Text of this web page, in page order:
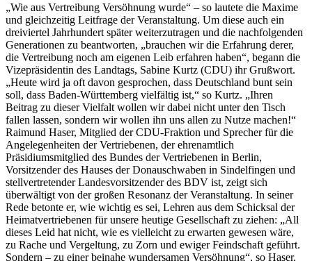
„Wie aus Vertreibung Versöhnung wurde“ – so lautete die Maxime
und gleichzeitig Leitfrage der Veranstaltung. Um diese auch ein
dreiviertel Jahrhundert später weiterzutragen und die nachfolgenden
Generationen zu beantworten, „brauchen wir die Erfahrung derer,
die Vertreibung noch am eigenen Leib erfahren haben“, begann die
Vizepräsidentin des Landtags, Sabine Kurtz (CDU) ihr Grußwort.
„Heute wird ja oft davon gesprochen, dass Deutschland bunt sein
soll, dass Baden-Württemberg vielfältig ist,“ so Kurtz. „Ihren
Beitrag zu dieser Vielfalt wollen wir dabei nicht unter den Tisch
fallen lassen, sondern wir wollen ihn uns allen zu Nutze machen!“
Raimund Haser, Mitglied der CDU-Fraktion und Sprecher für die
Angelegenheiten der Vertriebenen, der ehrenamtlich
Präsidiumsmitglied des Bundes der Vertriebenen in Berlin,
Vorsitzender des Hauses der Donauschwaben in Sindelfingen und
stellvertretender Landesvorsitzender des BDV ist, zeigt sich
überwältigt von der großen Resonanz der Veranstaltung. In seiner
Rede betonte er, wie wichtig es sei, Lehren aus dem Schicksal der
Heimatvertriebenen für unsere heutige Gesellschaft zu ziehen: „All
dieses Leid hat nicht, wie es vielleicht zu erwarten gewesen wäre,
zu Rache und Vergeltung, zu Zorn und ewiger Feindschaft geführt.
Sondern – zu einer beinahe wundersamen Versöhnung“, so Haser.